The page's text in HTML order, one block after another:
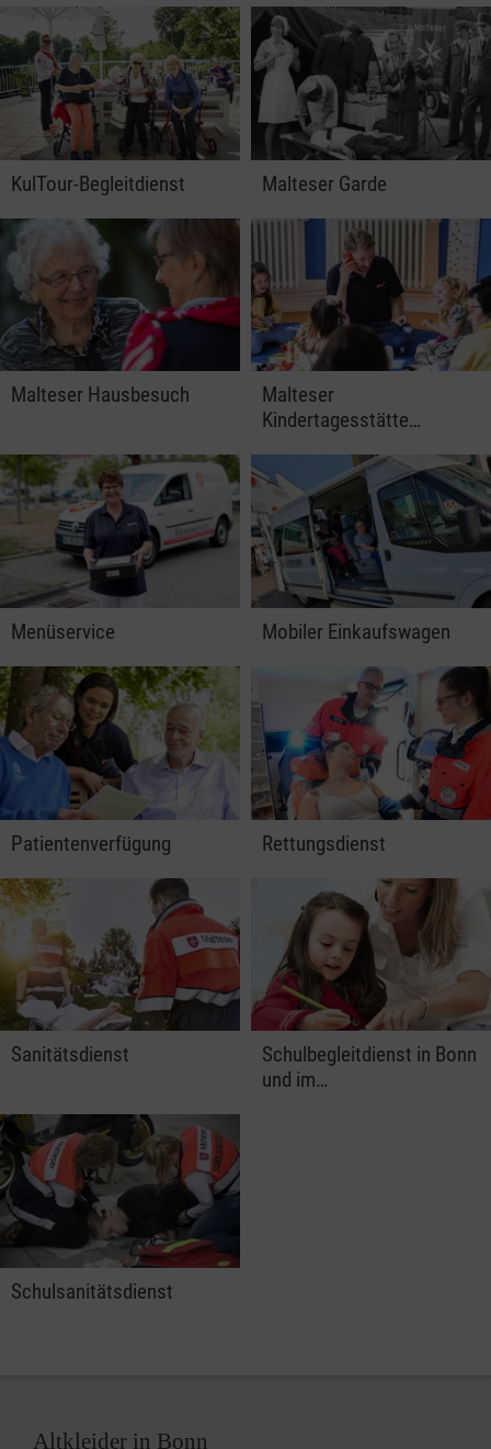
KulTour-Begleitdienst Malteser Garde
Malteser Hausbesuch
Malteser
Kindertagesstätte…
Menüservice Mobiler Einkaufswagen
Patientenverfügung Rettungsdienst
Sanitätsdienst
Schulbegleitdienst in Bonn
und im…
Schulsanitätsdienst
Altkleider in Bonn